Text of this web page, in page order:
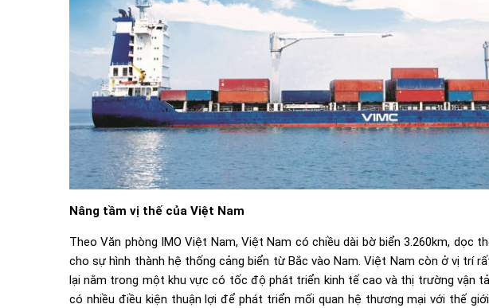
Nâng tầm vị thế của Việt Nam
Theo Văn phòng IMO Việt Nam, Việt Nam có chiều dài bờ biển 3.260km, dọc
cho sự hình thành hệ thống cảng biển từ Bắc vào Nam. Việt Nam còn ở vị trí
lại nằm trong một khu vực có tốc độ phát triển kinh tế cao và thị trường vận
có nhiều điều kiện thuận lợi để phát triển mối quan hệ thương mại với thế